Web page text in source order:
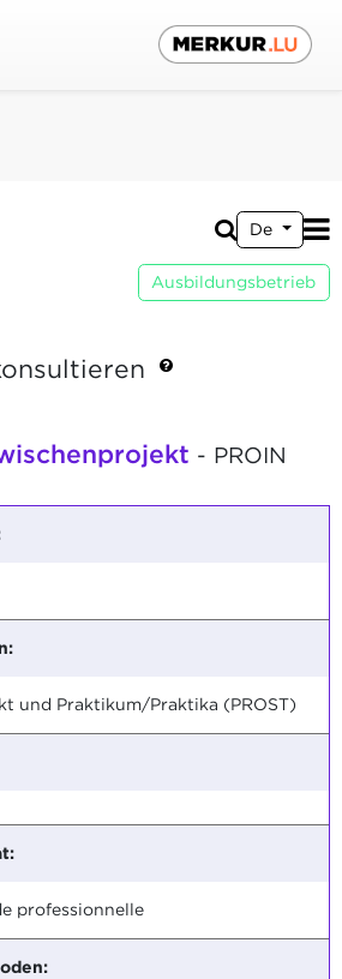
De
Ausbildungsbetrieb
- PROIN
und Praktikum/Praktika (PROST)
professionnelle